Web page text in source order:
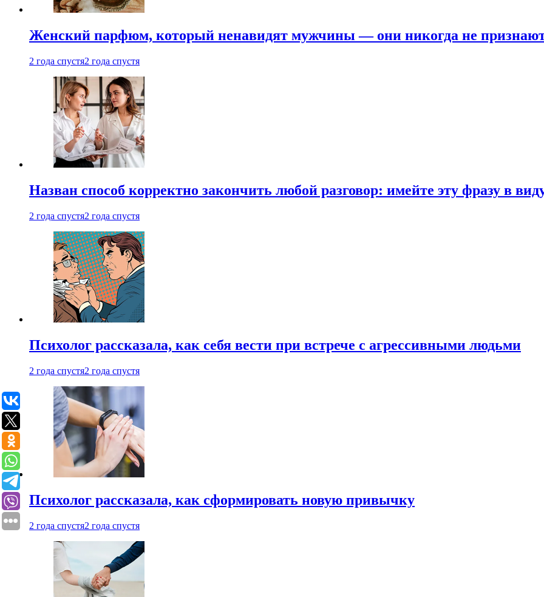
Женский парфюм, который ненавидят мужчины — они никогда не
2 года спустя2 года спустя
Назван способ корректно закончить любой разговор: имейте эту фразу в
2 года спустя2 года спустя
Психолог рассказала, как себя вести при встрече с агрессивными людьми
2 года спустя2 года спустя
Психолог рассказала, как сформировать новую привычку
2 года спустя2 года спустя